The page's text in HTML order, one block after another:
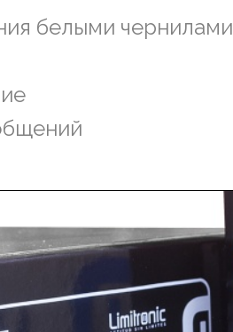
белыми чернилами